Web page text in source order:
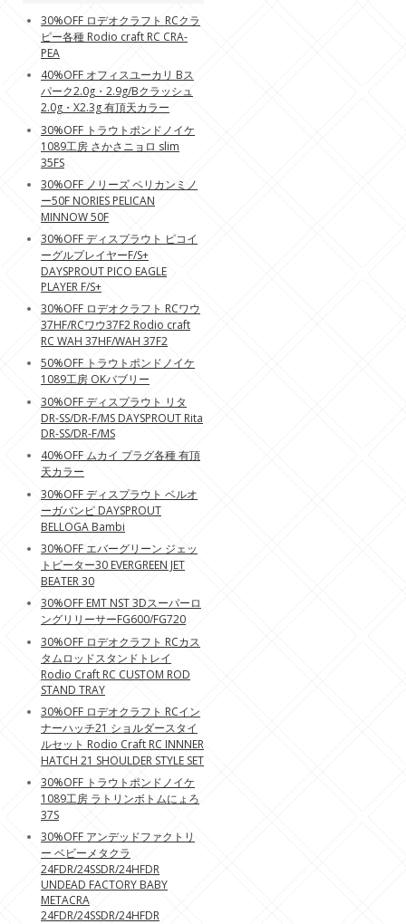
30%OFF ロデオクラフト RCクラ
ピー各種 Rodio craft RC CRA-
PEA
40%OFF オフィスユーカリ Bス
パーク2.0g・2.9g/Bクラッシュ
2.0g・X2.3g 有頂天カラー
30%OFF トラウトポンドノイケ
1089工房 さかさニョロ slim
35FS
30%OFF ノリーズ ペリカンミノ
ー50F NORIES PELICAN
MINNOW 50F
30%OFF ディスプラウト ピコイ
ーグルプレイヤーF/S+
DAYSPROUT PICO EAGLE
PLAYER F/S+
30%OFF ロデオクラフト RCワウ
37HF/RCワウ37F2 Rodio craft
RC WAH 37HF/WAH 37F2
50%OFF トラウトポンドノイケ
1089工房 OKバブリー
30%OFF ディスプラウト リタ
DR-SS/DR-F/MS DAYSPROUT Rita
DR-SS/DR-F/MS
40%OFF ムカイ プラグ各種 有頂
天カラー
30%OFF ディスプラウト ベルオ
ーガバンピ DAYSPROUT
BELLOGA Bambi
30%OFF エバーグリーン ジェッ
トビーター30 EVERGREEN JET
BEATER 30
30%OFF EMT NST 3Dスーパーロ
ングリリーサーFG600/FG720
30%OFF ロデオクラフト RCカス
タムロッドスタンドトレイ
Rodio Craft RC CUSTOM ROD
STAND TRAY
30%OFF ロデオクラフト RCイン
ナーハッチ21 ショルダースタイ
ルセット Rodio Craft RC INNNER
HATCH 21 SHOULDER STYLE SET
30%OFF トラウトポンドノイケ
1089工房 ラトリンボトムにょろ
37S
30%OFF アンデッドファクトリ
ー ベビーメタクラ
24FDR/24SSDR/24HFDR
UNDEAD FACTORY BABY
METACRA
24FDR/24SSDR/24HFDR